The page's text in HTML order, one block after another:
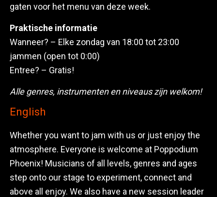
gaten voor het menu van deze week.
Praktische informatie
Wanneer? – Elke zondag van 18:00 tot 23:00
jammen (open tot 0:00)
Entree? – Gratis!
Alle genres, instrumenten en niveaus zijn welkom!
English
Whether you want to jam with us or just enjoy the
atmosphere. Everyone is welcome at Poppodium
Phoenix! Musicians of all levels, genres and ages
step onto our stage to experiment, connect and
above all enjoy. We also have a new session leader